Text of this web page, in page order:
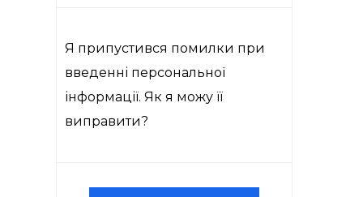
Я припустився помилки при
введенні персональної
інформації. Як я можу її
виправити?